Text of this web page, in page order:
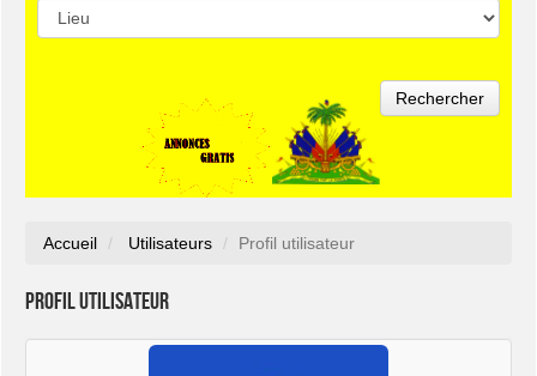
Rechercher
Accueil Utilisateurs Profil utilisateur
Profil utilisateur